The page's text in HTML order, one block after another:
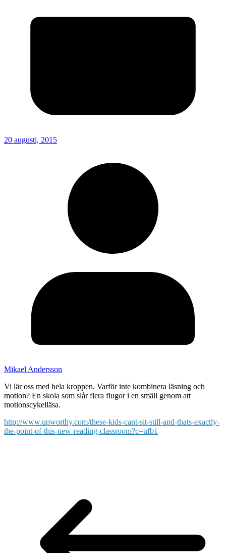
20 augusti, 2015
Mikael Andersson
Vi lär oss med hela kroppen. Varför inte kombinera läsning och
motion? En skola som slår flera flugor i en smäll genom att
motionscykelläsa.
http://www.upworthy.com/these-kids-cant-sit-still-and-thats-exactly-
the-point-of-this-new-reading-classroom?c=ufb1